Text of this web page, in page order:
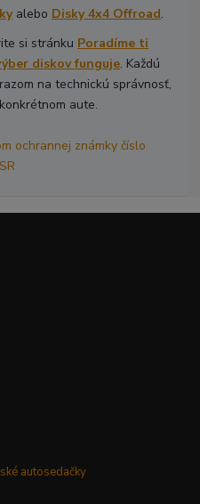
alebo Disky 4x4 Offroad.
si stránku Poradíme ti
diskov funguje. Každú
na technickú správnosť,
aute.
ochrannej známky číslo
autosedačky